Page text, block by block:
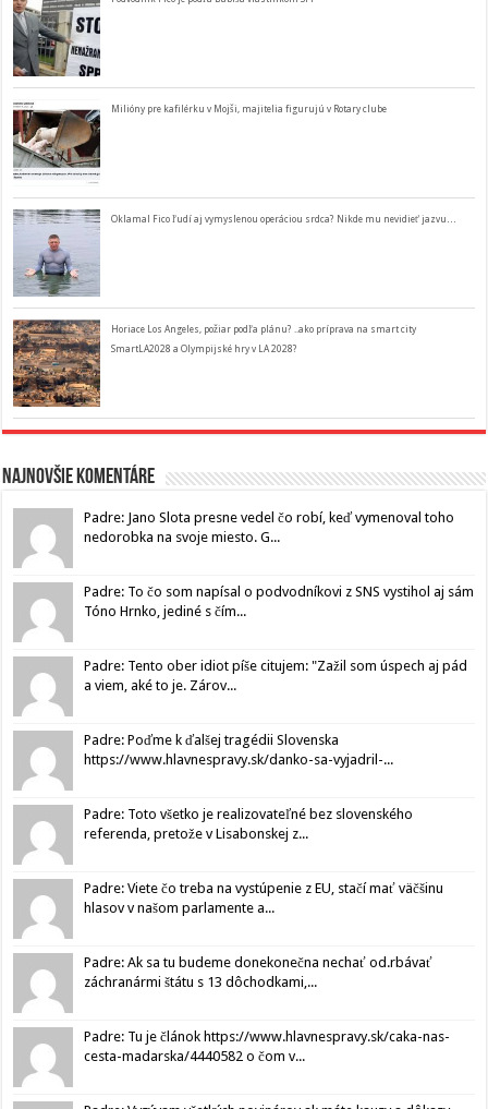
Milióny pre kafilérku v Mojši, majitelia figurujú v Rotary clube
Oklamal Fico ľudí aj vymyslenou operáciou srdca? Nikde mu nevidieť jazvu…
Horiace Los Angeles, požiar podľa plánu? ..ako príprava na smart city
SmartLA2028 a Olympijské hry v LA 2028?
Najnovšie komentáre
Padre: Jano Slota presne vedel čo robí, keď vymenoval toho
nedorobka na svoje miesto. G...
Padre: To čo som napísal o podvodníkovi z SNS vystihol aj sám
Tóno Hrnko, jediné s čím...
Padre: Tento ober idiot píše citujem: "Zažil som úspech aj pád
a viem, aké to je. Zárov...
Padre: Poďme k ďalšej tragédii Slovenska
https://www.hlavnespravy.sk/danko-sa-vyjadril-...
Padre: Toto všetko je realizovateľné bez slovenského
referenda, pretože v Lisabonskej z...
Padre: Viete čo treba na vystúpenie z EU, stačí mať väčšinu
hlasov v našom parlamente a...
Padre: Ak sa tu budeme donekonečna nechať od.rbávať
záchranármi štátu s 13 dôchodkami,...
Padre: Tu je článok https://www.hlavnespravy.sk/caka-nas-
cesta-madarska/4440582 o čom v...